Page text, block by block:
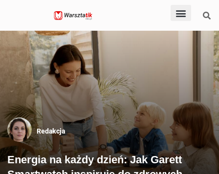
Redakcja
Energia na każdy dzień: Jak Garett